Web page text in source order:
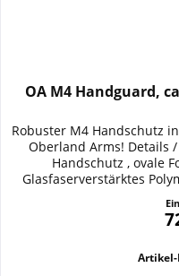
OA M4 Handguard,
Robuster M4 Handschutz
Oberland Arms! Details
Handschutz , ovale
Glasfaserverstärktes
Wärmeleitblech,
Farben/colors:
Artikel-